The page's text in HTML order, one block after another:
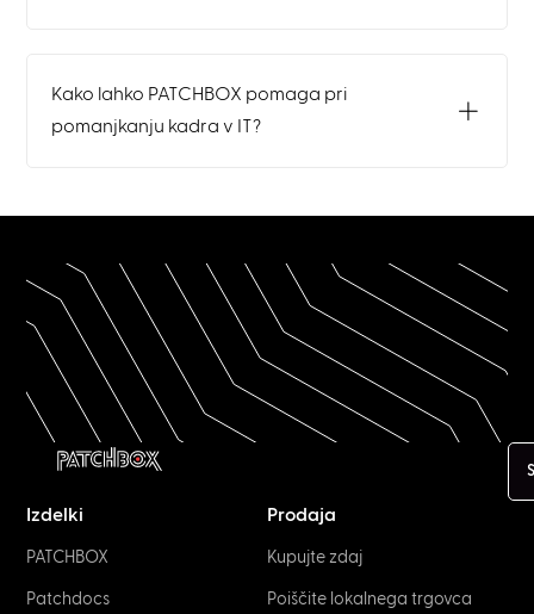
Kako lahko PATCHBOX pomaga pri
pomanjkanju kadra v IT?
Izdelki
PATCHBOX
Patchdocs
Prodaja
Kupujte zdaj
Poiščite lokalnega trgovca